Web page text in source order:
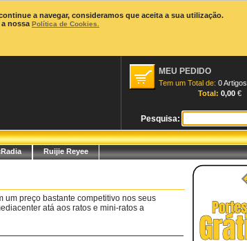
a navegar, consideramos que aceita a sua utilização.
nossa Política de Cookies.
MEU PEDIDO
Tem um Total de: 0 Artigos
Total: 0,00 €
Pesquisa:
Ruijie Reyee
preço bastante competitivo nos seus
atá aos ratos e mini-ratos a